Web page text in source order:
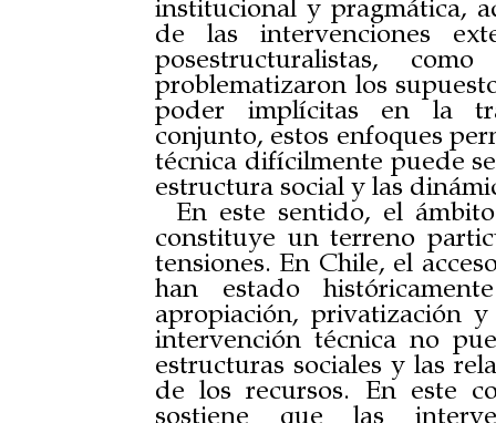
institucional y pragmática,
de las intervenciones
posestructuralistas,
problematizaron los
poder implícitas en la
conjunto, estos enfoques
técnica difícilmente puede
estructura social y las
En este sentido, el
constituye un terreno
tensiones. En Chile, el
han estado
apropiación, privatización
intervención técnica no
estructuras sociales y las
de los recursos. En este
sostiene que las